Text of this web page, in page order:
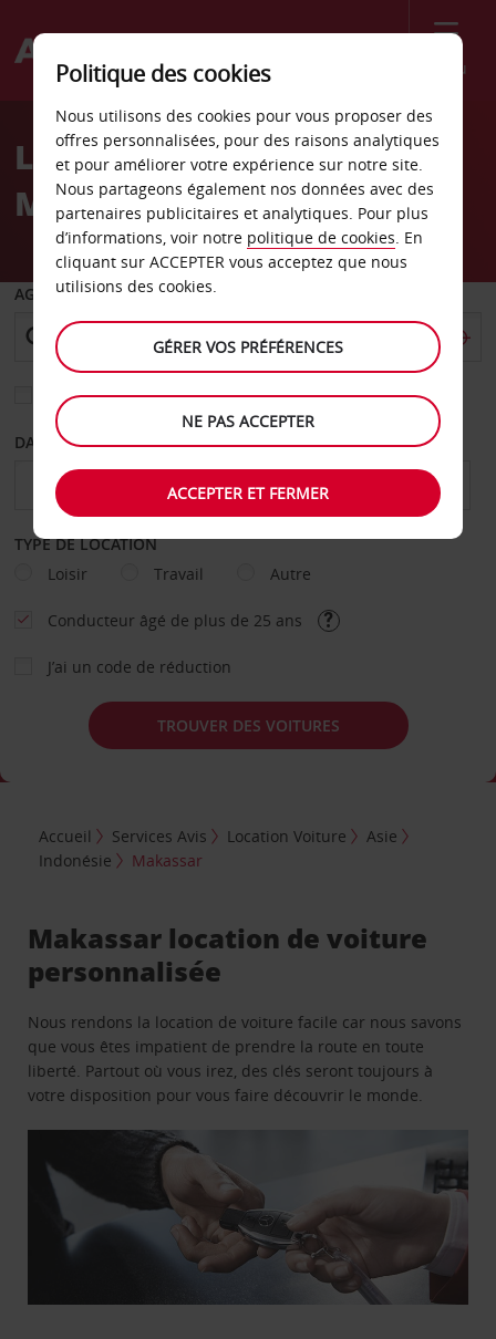
Menu
Welcome
AvisLocation de voiture
Makassar
AGENCE DE DÉPART
Sélectionnez une autre agence de retour
DATE DE DÉPART DATE DE RETOUR
TYPE DE LOCATION
Loisir
Travail Autre
Conducteur âgé de plus de 25 ans
J’ai un code de réduction
TROUVER DES VOITURES
Accueil Services Avis Location Voiture
Asie
Indonésie
Makassar
Makassar location de voiture
personnalisée
Nous rendons la location de voiture facile car nous savons
que vous êtes impatient de prendre la route en toute
liberté. Partout où vous irez, des clés seront toujours à
votre disposition pour vous faire découvrir le monde.
Politique des cookies
Nous utilisons des cookies pour vous proposer des
offres personnalisées, pour des raisons analytiques
et pour améliorer votre expérience sur notre site.
Nous partageons également nos données avec des
partenaires publicitaires et analytiques. Pour plus
d’informations, voir notre politique de cookies. En
cliquant sur ACCEPTER vous acceptez que nous
utilisions des cookies.
GÉRER VOS PRÉFÉRENCES
NE PAS ACCEPTER
ACCEPTER ET FERMER